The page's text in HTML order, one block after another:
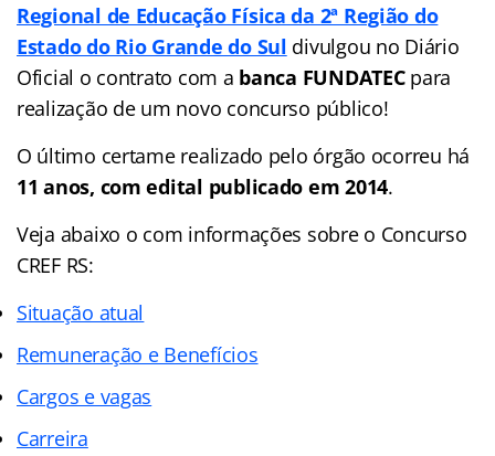
Regional de Educação Física da 2ª Região do
Estado do Rio Grande do Sul divulgou no Diário
Oficial o contrato com a banca FUNDATECpara
realização de um novo concurso público!
O último certame realizado pelo órgão ocorreu há
11 anos, com edital publicado em 2014.
Veja abaixo o com informações sobre o Concurso
CREF RS:
Situação atual
Remuneração e Benefícios
Cargos e vagas
Carreira